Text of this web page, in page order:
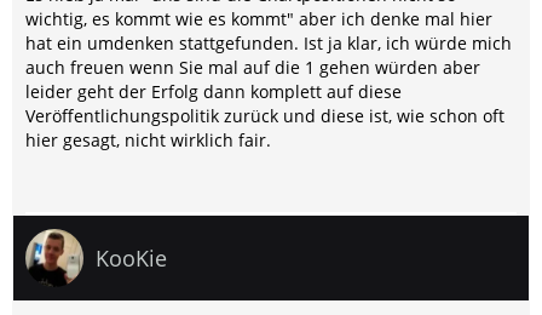
wichtig, es kommt wie es kommt" aber ich denke mal hier
hat ein umdenken stattgefunden. Ist ja klar, ich würde mich
auch freuen wenn Sie mal auf die 1 gehen würden aber
leider geht der Erfolg dann komplett auf diese
Veröffentlichungspolitik zurück und diese ist, wie schon oft
hier gesagt, nicht wirklich fair.
KooKie